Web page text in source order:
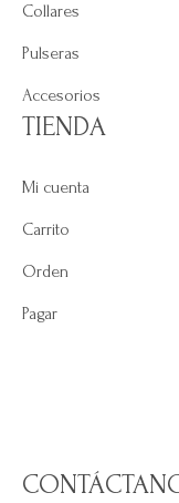
Collares
Pulseras
Accesorios
TIENDA
Mi cuenta
Carrito
Orden
Pagar